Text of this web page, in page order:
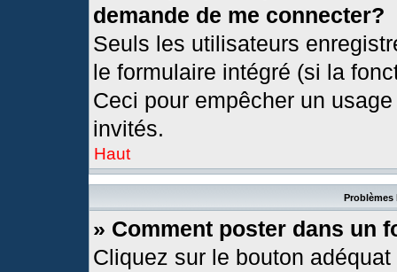
demande de me connecter?
Seuls les utilisateurs
le formulaire intégré (si la
Ceci pour empêcher un
invités.
Haut
Problèmes
» Comment poster dans un
Cliquez sur le bouton